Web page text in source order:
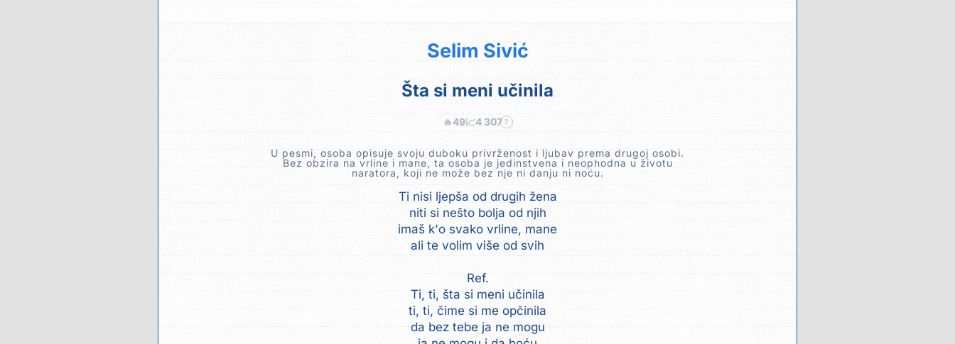
Selim Sivić
Šta si meni učinila
🔥49📈4 307 ?
U pesmi, osoba opisuje svoju duboku privrženost i ljubav prema drugoj osobi.
Bez obzira na vrline i mane, ta osoba je jedinstvena i neophodna u životu
naratora, koji ne može bez nje ni danju ni noću.
Ti nisi ljepša od drugih žena
niti si nešto bolja od njih
imaš k'o svako vrline, mane
ali te volim više od svih
Ref.
Ti, ti, šta si meni učinila
ti, ti, čime si me opčinila
da bez tebe ja ne mogu